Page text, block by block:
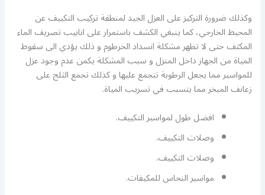
وكذلك ضرورة التركيز على العزل الجيد لمنطقة تركيب التكييف عن
المحيط الخارجي، كما ينبغي الكشف باستمرار على انابيب تصريف الماء
المكثف حتى لا تظهر مشكلة انسداد الخرطوم و ذلك يؤدي الى سقوط
المياة من الجهاز داخل المنزل و سبب المشكلة يكمن عدم وجود عزل
للمواسير مما يجعل الرطوبة تتجمع عليها و كذلك تجمع الثلج على
زعانف المبخر مما يتسبب في تسريب المياة.
افضل طول لمواسير التكييف.
وصلات التكييف.
وصلات التكييف.
مواسير النحاس للمكيفات.